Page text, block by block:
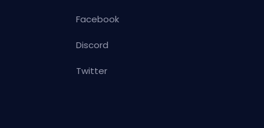
Facebook
Discord
Twitter